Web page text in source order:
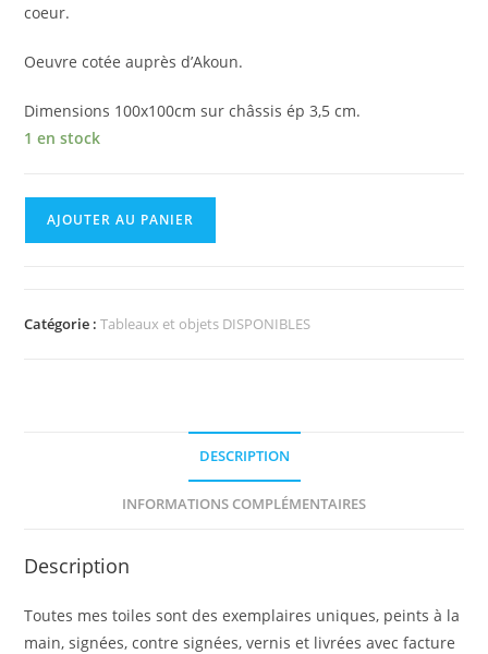
coeur.
Oeuvre cotée auprès d’Akoun.
Dimensions 100x100cm sur châssis ép 3,5 cm.
1 en stock
AJOUTER AU PANIER
Catégorie :Tableaux et objets DISPONIBLES
DESCRIPTION
INFORMATIONS COMPLÉMENTAIRES
Description
Toutes mes toiles sont des exemplaires uniques, peints à la
main, signées, contre signées, vernis et livrées avec facture